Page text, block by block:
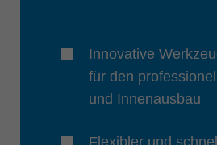
Innovative
für den
und Innenausbau
Flexibler und